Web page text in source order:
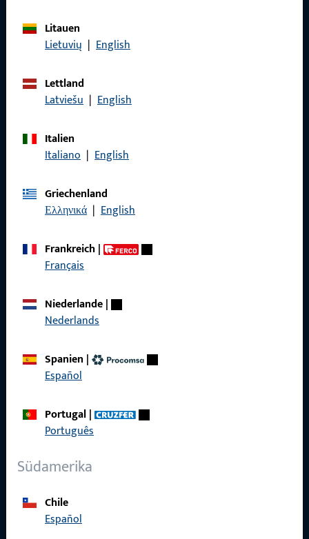
Litauen
Lietuvių | English
Lettland
Latviešu | English
Italien
Italiano | English
Griechenland
Ελληνικά | English
Frankreich|
Français
Niederlande|
Nederlands
Spanien |
Español
Portugal|
Português
Südamerika
Chile
Español
ProPoint-Serviceportal
Social Media